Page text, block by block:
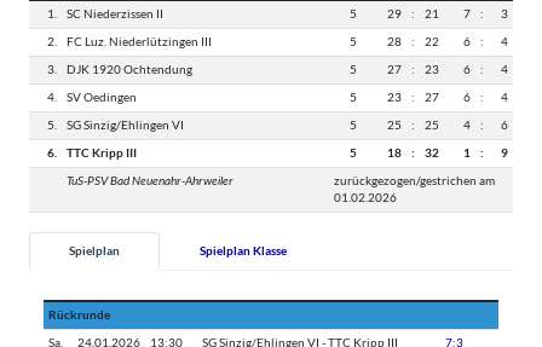
1. SC Niederzissen II 5 29 : 21 7 : 3
2. FC Luz. Niederlützingen III 5 28 : 22 6 : 4
3. DJK 1920 Ochtendung 5 27 : 23 6 : 4
4. SV Oedingen 5 23 : 27 6 : 4
5. SG Sinzig/Ehlingen VI 5 25 : 25 4 : 6
6. TTC Kripp III 5 18 : 32 1 : 9
TuS-PSV Bad Neuenahr-Ahrweiler
zurückgezogen/gestrichen am
01.02.2026
Spielplan Spielplan Klasse
Rückrunde
Sa. 24.01.2026 13:30 SG Sinzig/Ehlingen VI - TTC Kripp III 7:3